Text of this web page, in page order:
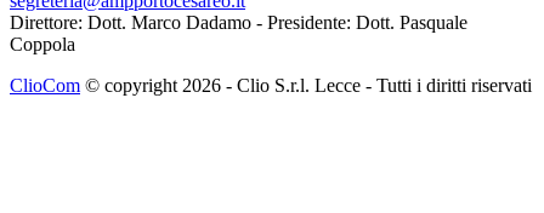
Direttore: Dott. Marco Dadamo - Presidente: Dott. Pasquale
Coppola
ClioCom © copyright 2026 - Clio S.r.l. Lecce - Tutti i diritti riservati